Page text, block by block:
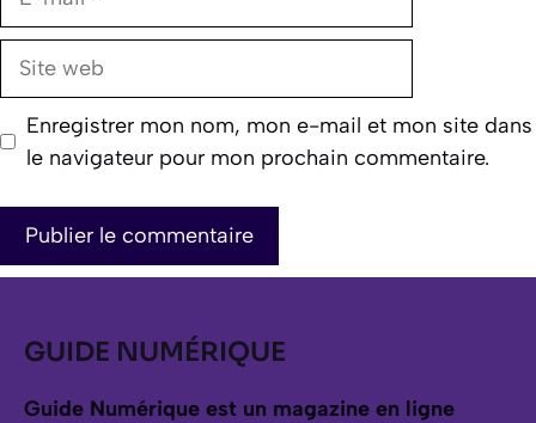
Site
Enregistrer mon nom, mon e-mail et mon site dans
le navigateur pour mon prochain commentaire.
GUIDE NUMÉRIQUE
Guide Numérique est un magazine en ligne